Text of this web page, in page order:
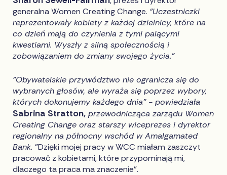
generalna Women Creating Change. "Uczestniczki
reprezentowały kobiety z każdej dzielnicy, które na
co dzień mają do czynienia z tymi palącymi
kwestiami. Wyszły z silną społecznością i
zobowiązaniem do zmiany swojego życia."
"Obywatelskie przywództwo nie ogranicza się do
wybranych głosów, ale wyraża się poprzez wybory,
których dokonujemy każdego dnia" - powiedziała
Sabrina Stratton, przewodnicząca zarządu Women
Creating Change oraz starszy wiceprezes i dyrektor
regionalny na północny wschód w Amalgamated
Bank."Dzięki mojej pracy w WCC miałam zaszczyt
pracować z kobietami, które przypominają mi,
dlaczego ta praca ma znaczenie".